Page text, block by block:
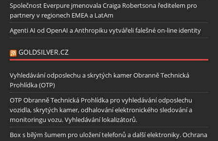
Společnost Everpure jmenovala Craiga Robertsona ředitelem pro
partnery v regionech EMEA a LatAm
Agenti AI od OpenAI a Anthropiku vytvářeli falešné on-line identity
GOLDSILVER.CZ
Vyhledávání odposlechu a skrytých kamer Obranně Technická
Prohlídka (OTP)
OTP Obranně Technická Prohlídka pro vyhledávání odposlechu
vozidla, skrytých kamer, odhalování elektronického sledování a
monitoringu vozu. Vyhledávání lokalizátorů.
Box s bílým šumem pro uložení telefonů a další elektroniky. Ochrana